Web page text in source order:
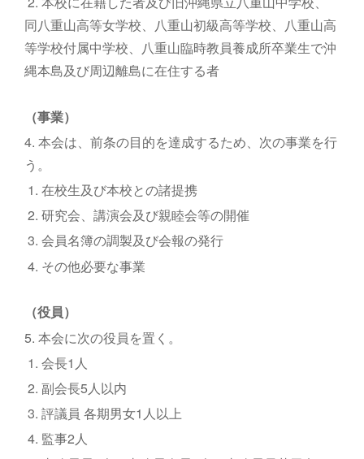
同八重山高等女学校、八重山初級高等学校、八重山高
等学校付属中学校、八重山臨時教員養成所卒業生で沖
縄本島及び周辺離島に在住する者
（事業）
4. 本会は、前条の目的を達成するため、次の事業を行
う。
1. 在校生及び本校との諸提携
2. 研究会、講演会及び親睦会等の開催
3. 会員名簿の調製及び会報の発行
4. その他必要な事業
（役員）
5. 本会に次の役員を置く。
1. 会長1人
2. 副会長5人以内
3. 評議員 各期男女1人以上
4. 監事2人